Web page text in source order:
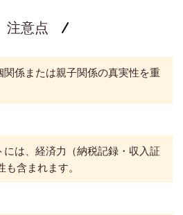
注意点
係または親子関係の真実性を重
は、経済力（納税記録・収入証
含まれます。